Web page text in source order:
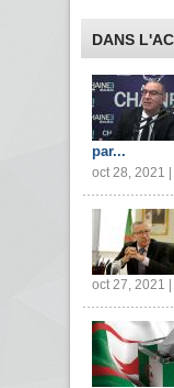
DANS
par...
oct 28, 2021 |
oct 27, 2021 |